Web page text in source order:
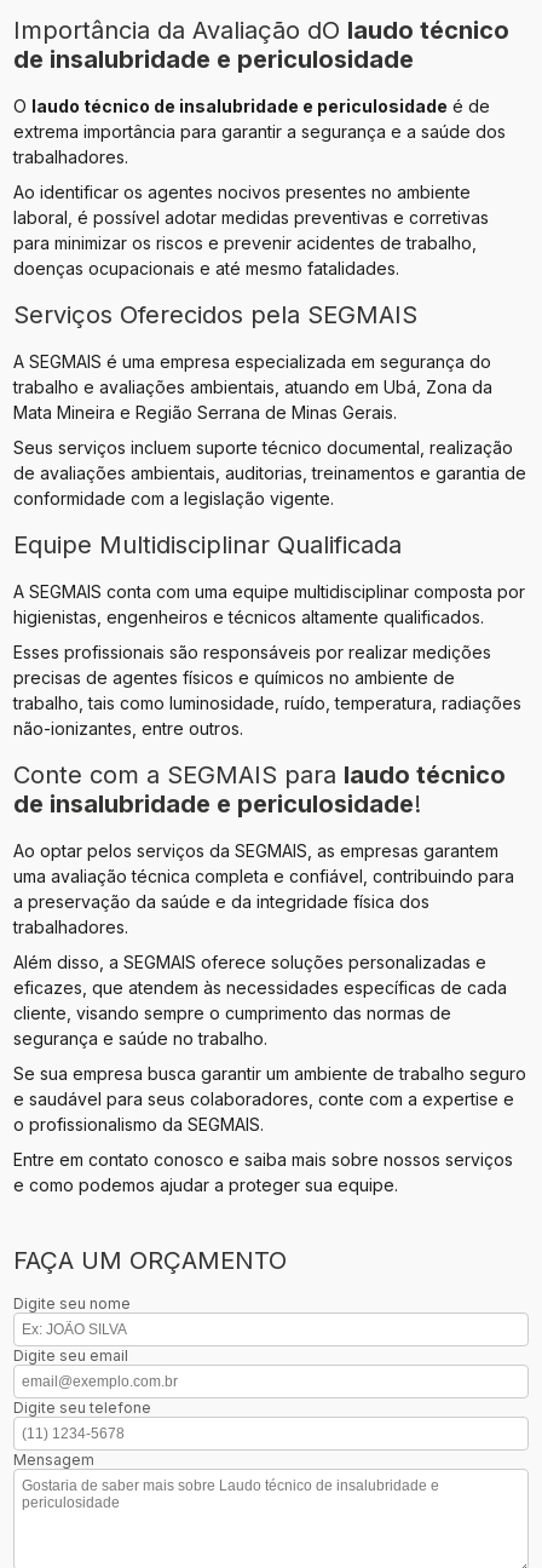
Importância da Avaliação dO laudo técnico
de insalubridade e periculosidade
O laudo técnico de insalubridade e periculosidade é de
extrema importância para garantir a segurança e a saúde dos
trabalhadores.
Ao identificar os agentes nocivos presentes no ambiente
laboral, é possível adotar medidas preventivas e corretivas
para minimizar os riscos e prevenir acidentes de trabalho,
doenças ocupacionais e até mesmo fatalidades.
Serviços Oferecidos pela SEGMAIS
A SEGMAIS é uma empresa especializada em segurança do
trabalho e avaliações ambientais, atuando em Ubá, Zona da
Mata Mineira e Região Serrana de Minas Gerais.
Seus serviços incluem suporte técnico documental, realização
de avaliações ambientais, auditorias, treinamentos e garantia de
conformidade com a legislação vigente.
Equipe Multidisciplinar Qualificada
A SEGMAIS conta com uma equipe multidisciplinar composta por
higienistas, engenheiros e técnicos altamente qualificados.
Esses profissionais são responsáveis por realizar medições
precisas de agentes físicos e químicos no ambiente de
trabalho, tais como luminosidade, ruído, temperatura, radiações
não-ionizantes, entre outros.
Conte com a SEGMAIS para laudo técnico
de insalubridade e periculosidade!
Ao optar pelos serviços da SEGMAIS, as empresas garantem
uma avaliação técnica completa e confiável, contribuindo para
a preservação da saúde e da integridade física dos
trabalhadores.
Além disso, a SEGMAIS oferece soluções personalizadas e
eficazes, que atendem às necessidades específicas de cada
cliente, visando sempre o cumprimento das normas de
segurança e saúde no trabalho.
Se sua empresa busca garantir um ambiente de trabalho seguro
e saudável para seus colaboradores, conte com a expertise e
o profissionalismo da SEGMAIS.
Entre em contato conosco e saiba mais sobre nossos serviços
e como podemos ajudar a proteger sua equipe.
FAÇA UM ORÇAMENTO
Digite seu nome
Digite seu email
Digite seu telefone
Mensagem